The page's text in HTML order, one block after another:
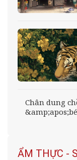
Chân dung
ẨM THỰC -